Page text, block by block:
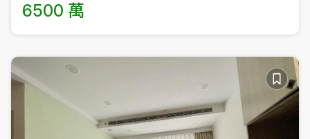
6500 萬